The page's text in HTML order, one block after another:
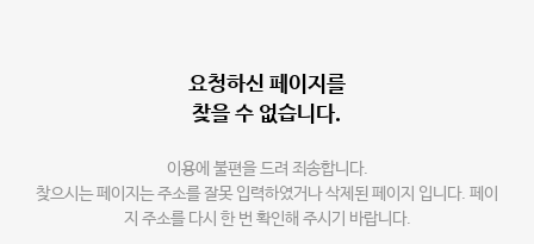
요청하신 페이지를
찾을 수 없습니다.
이용에 불편을 드려 죄송합니다.
찾으시는 페이지는 주소를 잘못 입력하였거나 삭제된 페이지 입니다. 페이
지 주소를 다시 한 번 확인해 주시기 바랍니다.